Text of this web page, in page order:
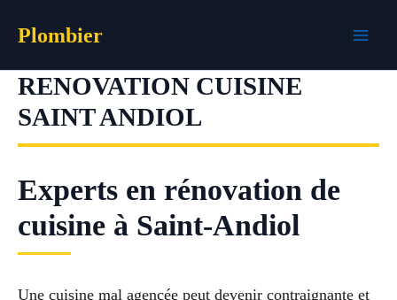
Plombier
RENOVATION CUISINE
SAINT ANDIOL
Experts en rénovation de
cuisine à Saint-Andiol
Une cuisine mal agencée peut devenir contraignante et